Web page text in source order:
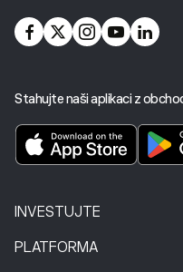
Stahujte naši aplikaci z
INVESTUJTE
PLATFORMA